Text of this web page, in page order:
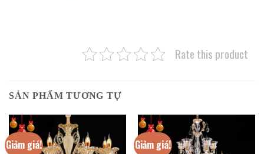
Rate this product
SẢN PHẨM TƯƠNG TỰ
Giảm giá! Giảm giá!